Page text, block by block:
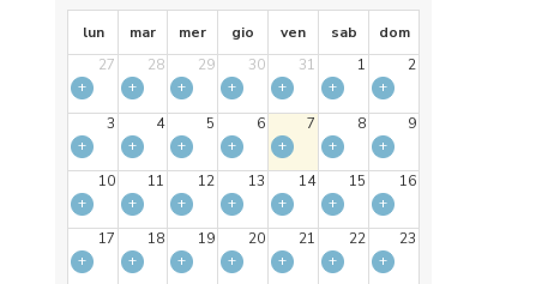
lun mar mer gio ven sab
dom
27
28 29 30 31 1
2
+
+ + + + +
+
3
4 5 6 7 8
9
+
+ + + + +
+
10
11 12 13 14 15
16
+
+ + + + +
+
17
18 19 20 21 22
23
+
+ + + + +
+